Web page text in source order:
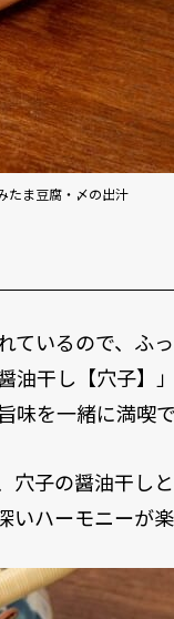
たま豆腐・〆の出汁
ているので、ふ
油干し【穴子】
味を一緒に満喫
穴子の醤油干し
いハーモニーが